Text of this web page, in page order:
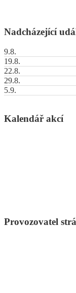
Nadcházející
9.8.
19.8.
22.8.
29.8.
5.9.
Kalendář akcí
Provozovatel